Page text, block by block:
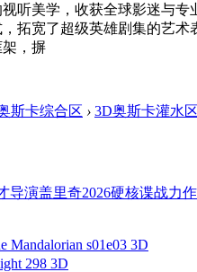
听美学，收获全球影迷与
拓宽了超级英雄剧集的艺
，摒
导演盖里奇2026硬核谍战力
s01e03 3D
298 3D
斯卡综合区 › 3D奥斯卡灌水